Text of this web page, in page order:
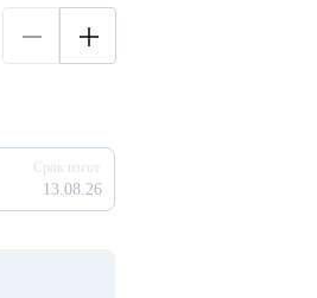
Срок изгот.
13.08.26